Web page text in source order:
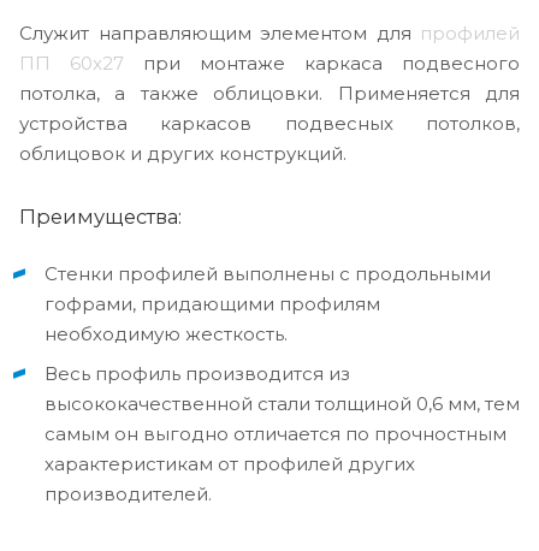
Служит направляющим элементом для профилей
ПП 60x27 при монтаже каркаса подвесного
потолка, а также облицовки. Применяется для
устройства каркасов подвесных потолков,
облицовок и других конструкций.
Преимущества:
Стенки профилей выполнены с продольными
гофрами, придающими профилям
необходимую жесткость.
Весь профиль производится из
высококачественной стали толщиной 0,6 мм, тем
самым он выгодно отличается по прочностным
характеристикам от профилей других
производителей.